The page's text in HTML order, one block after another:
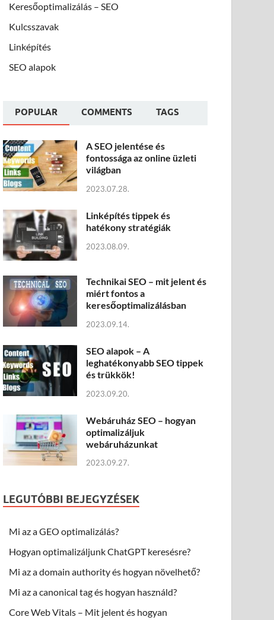
Keresőoptimalizálás – SEO
Kulcsszavak
Linképítés
SEO alapok
POPULAR COMMENTS TAGS
A SEO jelentése és
fontossága az online üzleti
világban
2023.07.28.
Linképítés tippek és
hatékony stratégiák
2023.08.09.
Technikai SEO – mit jelent és
miért fontos a
keresőoptimalizálásban
2023.09.14.
SEO alapok – A
leghatékonyabb SEO tippek
és trükkök!
2023.09.20.
Webáruház SEO – hogyan
optimalizáljuk
webáruházunkat
2023.09.27.
LEGUTÓBBI BEJEGYZÉSEK
Mi az a GEO optimalizálás?
Hogyan optimalizáljunk ChatGPT keresésre?
Mi az a domain authority és hogyan növelhető?
Mi az a canonical tag és hogyan használd?
Core Web Vitals – Mit jelent és hogyan